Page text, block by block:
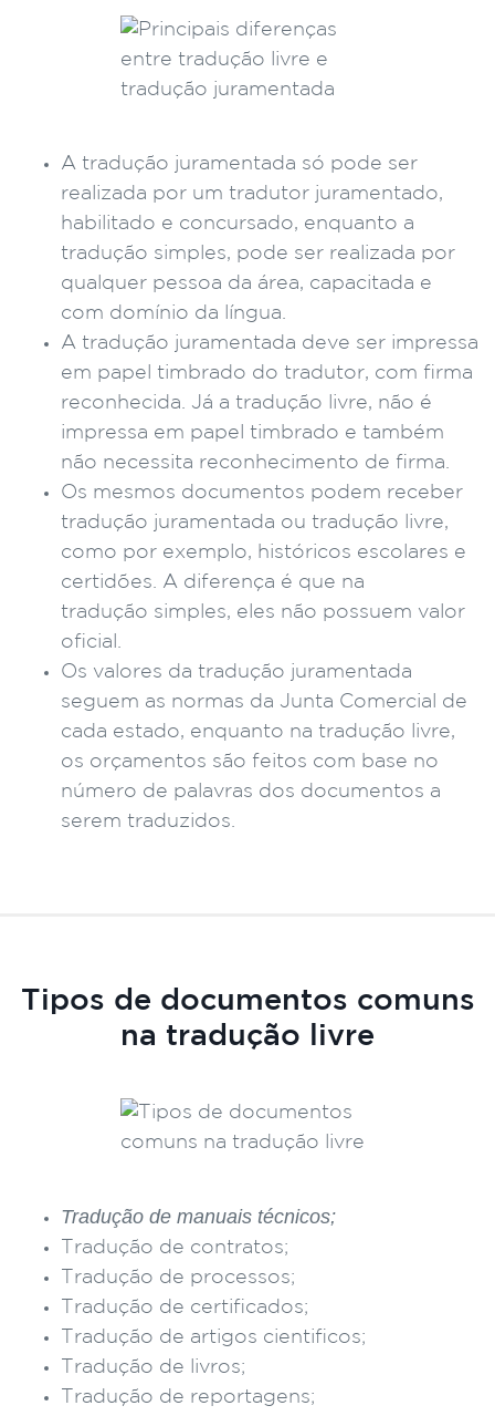
A tradução juramentada só pode ser
realizada por um tradutor juramentado,
habilitado e concursado, enquanto a
tradução simples, pode ser realizada por
qualquer pessoa da área, capacitada e
com domínio da língua.
A tradução juramentada deve ser impressa
em papel timbrado do tradutor, com firma
reconhecida. Já a tradução livre, não é
impressa em papel timbrado e também
não necessita reconhecimento de firma.
Os mesmos documentos podem receber
tradução juramentada ou tradução livre,
como por exemplo, históricos escolares e
certidões. A diferença é que na
tradução simples, eles não possuem valor
oficial.
Os valores da tradução juramentada
seguem as normas da Junta Comercial de
cada estado, enquanto na tradução livre,
os orçamentos são feitos com base no
número de palavras dos documentos a
serem traduzidos.
Tipos de documentos comuns
na tradução livre
Tradução de manuais técnicos;
Tradução de contratos;
Tradução de processos;
Tradução de certificados;
Tradução de artigos cientificos;
Tradução de livros;
Tradução de reportagens;